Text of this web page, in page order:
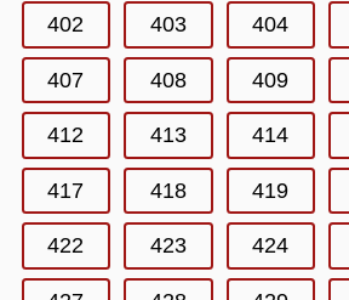
402 403 404
407 408 409
412 413 414
417 418 419
422 423 424